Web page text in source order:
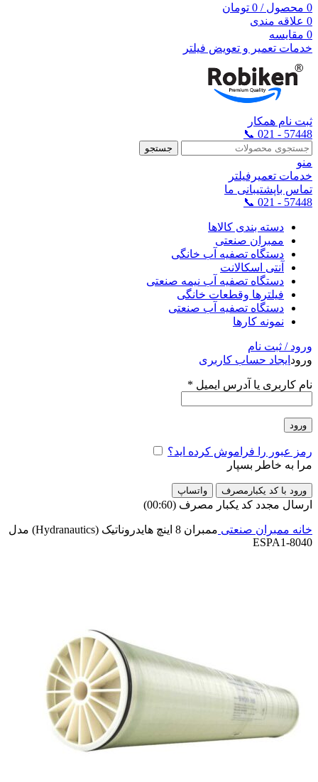
0 محصول /
0 تومان
0 علاقه مندی
0 مقایسه
خدمات تعمیر و تعویض فیلتر
ثبت نام همکار
57448 - 021 📞
جستجو
منو
خدمات تعمیرفیلتر
تماس باپشتیبانی ما
57448 - 021 📞
دسته بندی کالاها
ممبران صنعتی
دستگاه تصفیه آب خانگی
آنتی اسکالانت
دستگاه تصفیه آب نیمه صنعتی
فیلترها وقطعات خانگی
دستگاه تصفیه آب صنعتی
نمونه کارها
ورود / ثبت نام
ورود ایجاد حساب کاربری
نام کاربری یا آدرس ایمیل *
ورود
رمز عبور را فراموش کرده اید؟
مرا به خاطر بسپار
ورود با کد یکبارمصرف واتساپ
ارسال مجدد کد یکبار مصرف (00:
60
)
خانه ممبران صنعتی
ممبران 8 اینچ هایدروناتیک (Hydranautics) مدل
ESPA1-8040